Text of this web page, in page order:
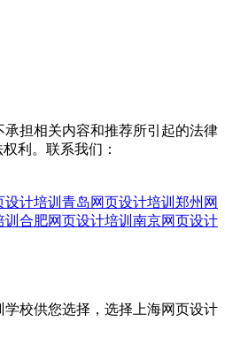
担相关内容和推荐所引起的法律
利。联系我们：
计培训 青岛网页设计培训 郑州网
合肥网页设计培训 南京网页设计
校供您选择，选择上海网页设计